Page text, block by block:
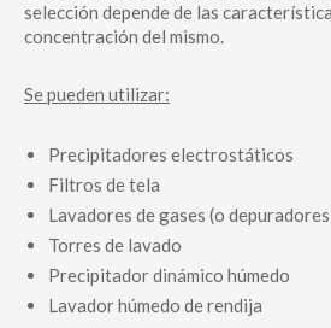
selección depende de las
concentración del mismo.
Se pueden utilizar:
Precipitadores electrostáticos
Filtros de tela
Lavadores de gases (o
Torres de lavado
Precipitador dinámico húmedo
Lavador húmedo de rendija